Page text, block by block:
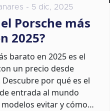
- 5 dic, 2025
Porsche más
2025?
barato en 2025 es el
un precio desde
Descubre por qué es el
entrada al mundo
evitar y cómo